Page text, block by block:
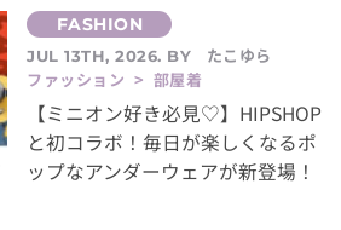
JUL 13TH, 2026. BY
たこゆら
ファッション > 部屋着
【ミニオン好き必見♡】HIPSHOP
と初コラボ！毎日が楽しくなるポ
ップなアンダーウェアが新登場！